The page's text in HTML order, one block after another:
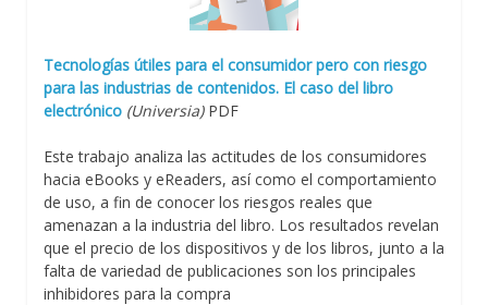
Tecnologías útiles para el consumidor pero con riesgo
para las industrias de contenidos. El caso del libro
electrónico (Universia)PDF
Este trabajo analiza las actitudes de los consumidores
hacia eBooks y eReaders, así como el comportamiento
de uso, a fin de conocer los riesgos reales que
amenazan a la industria del libro. Los resultados revelan
que el precio de los dispositivos y de los libros, junto a la
falta de variedad de publicaciones son los principales
inhibidores para la compra